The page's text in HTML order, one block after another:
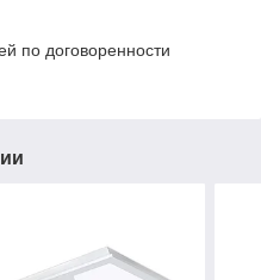
по договоренности